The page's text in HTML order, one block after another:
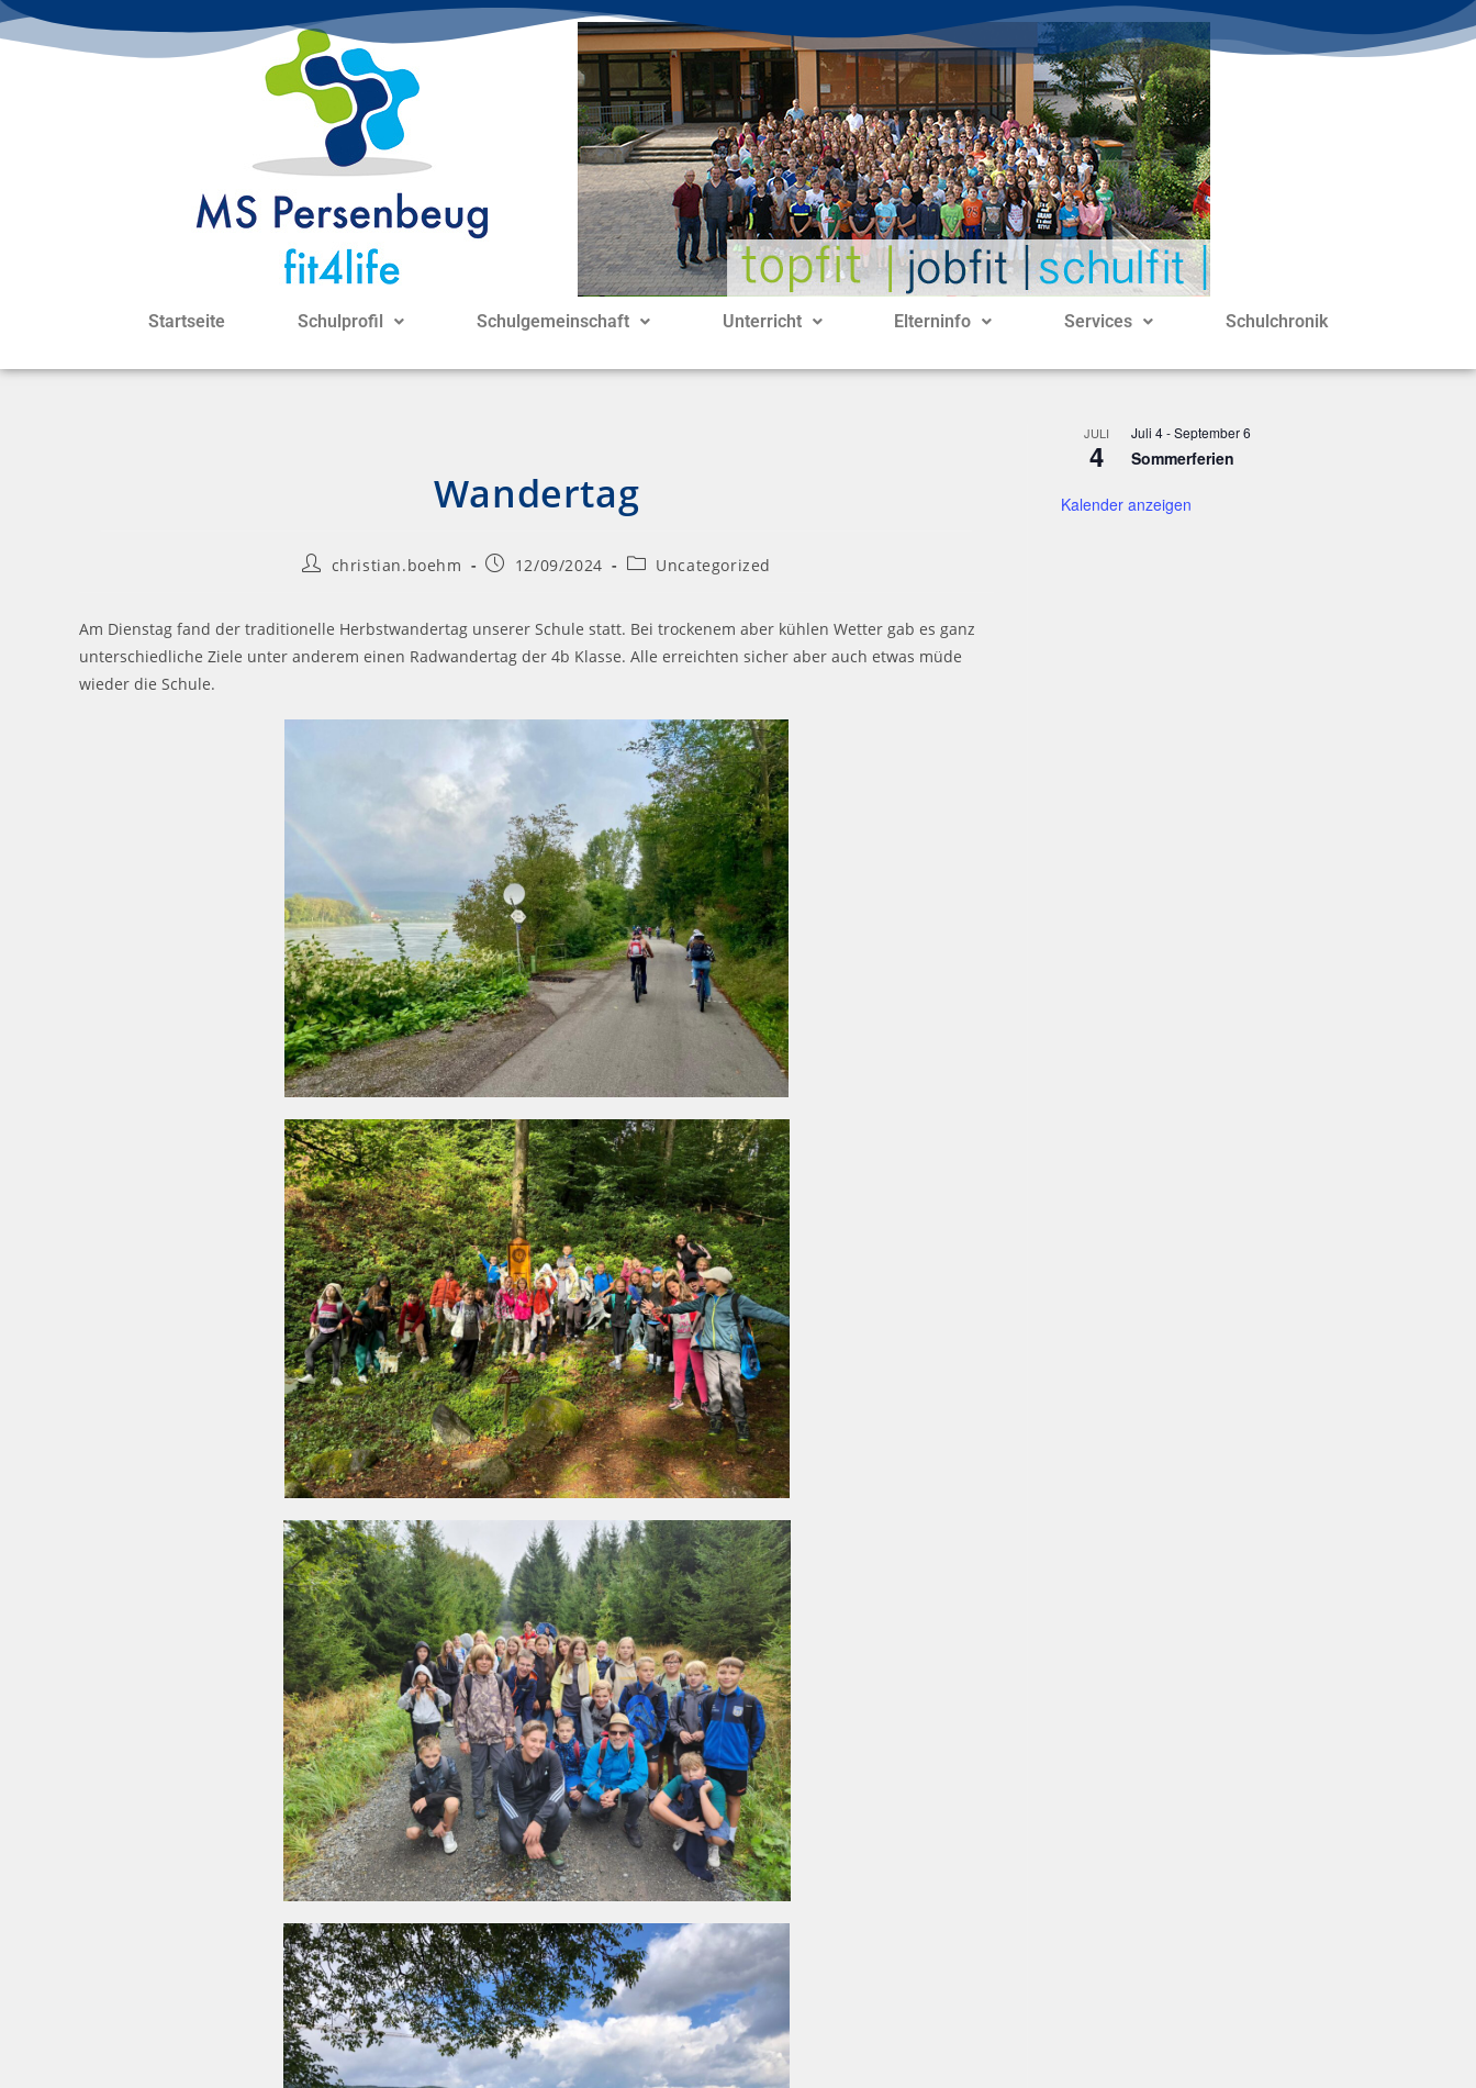
Startseite Schulprofil Schulgemeinschaft Unterricht Elterninfo Services Schulchronik
Wandertag
christian.boehm 12/09/2024 Uncategorized
Am Dienstag fand der traditionelle Herbstwandertag unserer Schule statt. Bei trockenem aber kühlen Wetter gab es ganz
unterschiedliche Ziele unter anderem einen Radwandertag der 4b Klasse. Alle erreichten sicher aber auch etwas müde
wieder die Schule.
JULI
4
Juli 4-September 6
Sommerferien
Kalender anzeigen